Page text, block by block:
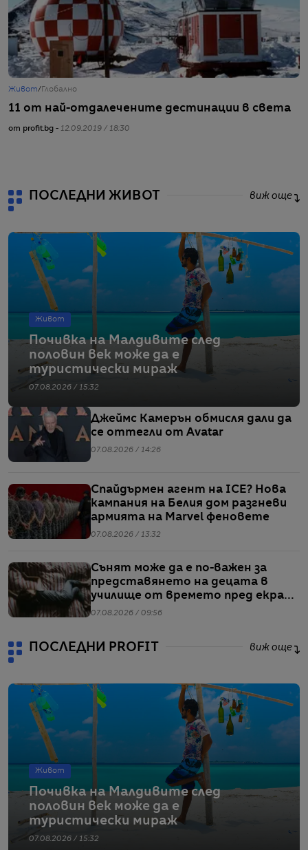
Живот/ Глобално
11 от най-отдалечените дестинации в света
от profit.bg - 12.09.2019 / 18:30
ПОСЛЕДНИ ЖИВОТ виж още
Живот
Почивка на Малдивите след
половин век може да е
туристически мираж
07.08.2026 / 15:32
Джеймс Камерън обмисля дали да
се оттегли от Avatar
07.08.2026 / 14:26
Спайдърмен агент на ICE? Нова
кампания на Белия дом разгневи
армията на Marvel феновете
07.08.2026 / 13:32
Сънят може да е по-важен за
представянето на децата в
училище от времето пред екран
или храненето, сочи проучване
07.08.2026 / 09:56
ПОСЛЕДНИ PROFIT виж още
Живот
Почивка на Малдивите след
половин век може да е
туристически мираж
07.08.2026 / 15:32